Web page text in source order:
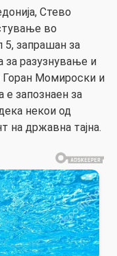
Стево
во
5, запрашан за
за разузнување и
Горан Момироски и
запознаен за
некои од
на државна тајна.